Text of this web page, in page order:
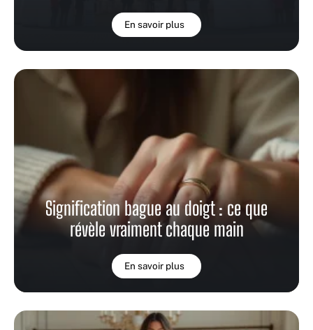
En savoir plus
Signification bague au doigt : ce que
révèle vraiment chaque main
En savoir plus